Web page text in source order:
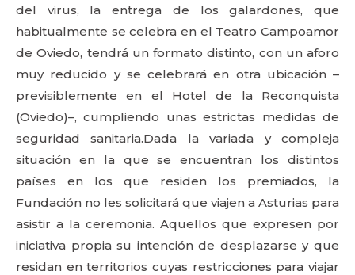
del virus, la entrega de los galardones, que
habitualmente se celebra en el Teatro Campoamor
de Oviedo, tendrá un formato distinto, con un aforo
muy reducido y se celebrará en otra ubicación –
previsiblemente en el Hotel de la Reconquista
(Oviedo)–, cumpliendo unas estrictas medidas de
seguridad sanitaria.Dada la variada y compleja
situación en la que se encuentran los distintos
países en los que residen los premiados, la
Fundación no les solicitará que viajen a Asturias para
asistir a la ceremonia. Aquellos que expresen por
iniciativa propia su intención de desplazarse y que
residan en territorios cuyas restricciones para viajar